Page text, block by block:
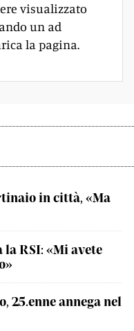
visualizzato
un ad
la pagina.
in città, «Ma
RSI: «Mi avete
25.enne annega nel